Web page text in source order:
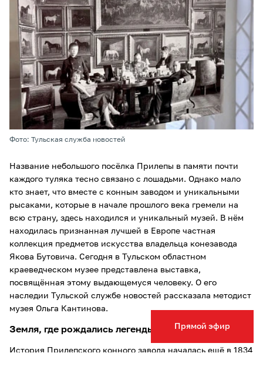
Прямой эфир
Фото: Тульская служба новостей
Название небольшого посёлка Прилепы в памяти почти
каждого туляка тесно связано с лошадьми. Однако мало
кто знает, что вместе с конным заводом и уникальными
рысаками, которые в начале прошлого века гремели на
всю страну, здесь находился и уникальный музей. В нём
находилась признанная лучшей в Европе частная
коллекция предметов искусства владельца конезавода
Якова Бутовича. Сегодня в Тульском областном
краеведческом музее представлена выставка,
посвящённая этому выдающемуся человеку. О его
наследии Тульской службе новостей рассказала методист
музея Ольга Кантинова.
Земля, где рождались легенды
История Прилепского конного завода началась ещё в 1834